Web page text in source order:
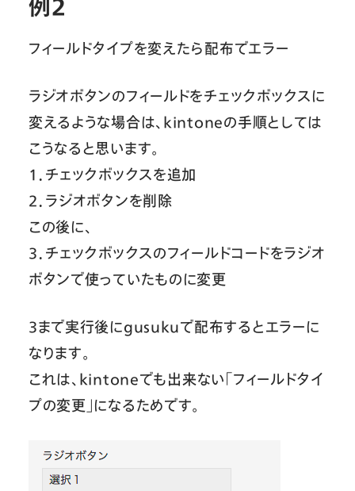
例２
フィールドタイプを変えたら配布でエラー
ラジオボタンのフィールドをチェックボックスに
変えるような場合は、kintoneの手順としては
こうなると思います。
１．チェックボックスを追加
２．ラジオボタンを削除
この後に、
３．チェックボックスのフィールドコードをラジオ
ボタンで使っていたものに変更
３まで実行後にgusukuで配布するとエラーに
なります。
これは、kintoneでも出来ない「フィールドタイ
プの変更」になるためです。